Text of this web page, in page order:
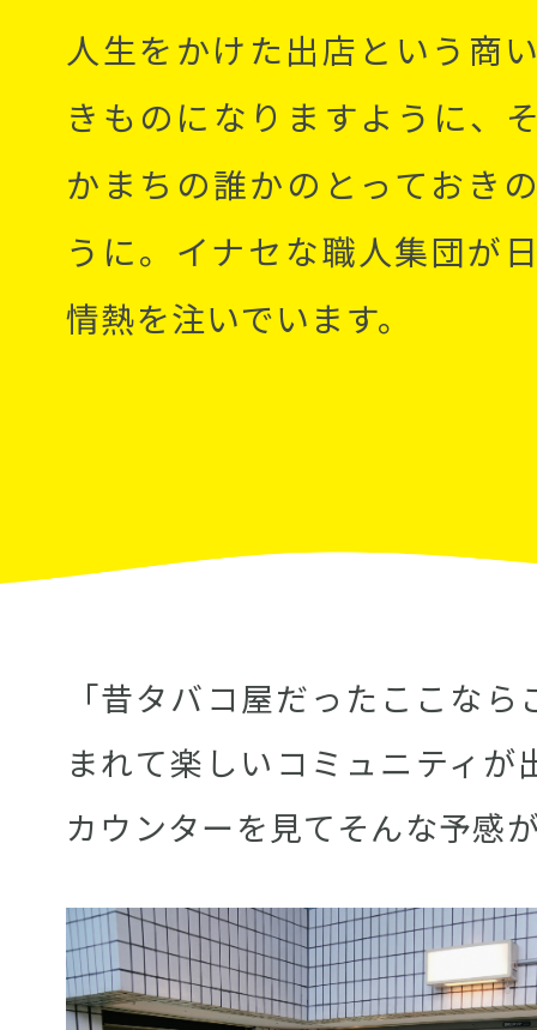
人生をかけた出店という商
きものになりますように、
かまちの誰かのとっておき
うに。イナセな職人集団が
情熱を注いでいます。
「昔タバコ屋だったここな
まれて楽しいコミュニティ
カウンターを見てそんな予感